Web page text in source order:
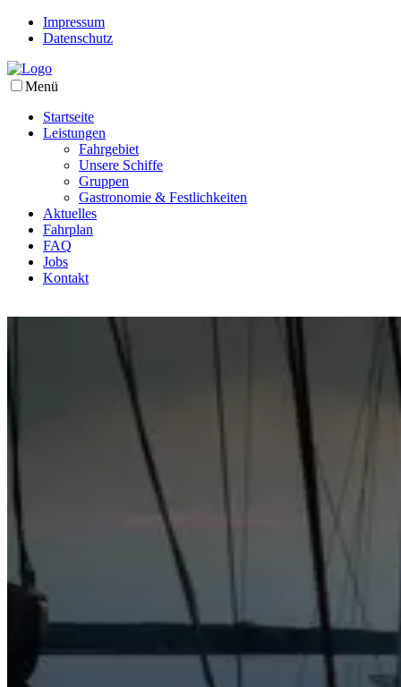
Impressum
Datenschutz
Menü
Startseite
Leistungen
Fahrgebiet
Unsere Schiffe
Gruppen
Gastronomie & Festlichkeiten
Aktuelles
Fahrplan
FAQ
Jobs
Kontakt